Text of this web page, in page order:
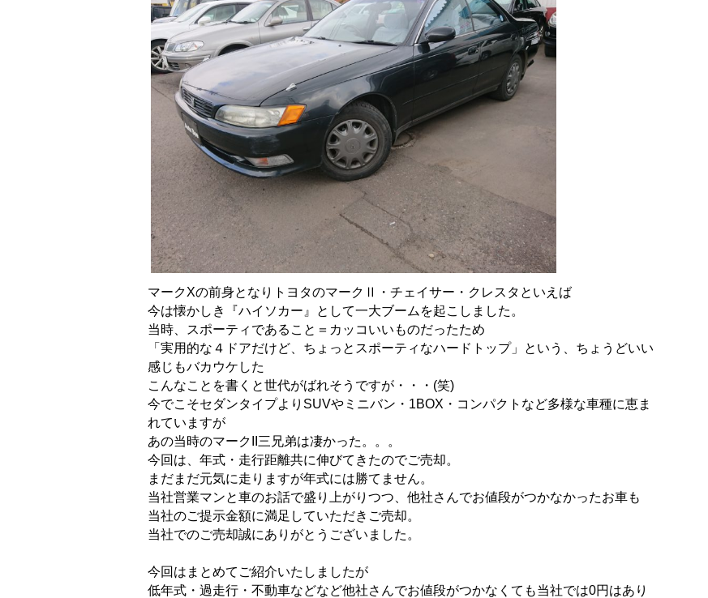
マークXの前身となりトヨタのマークⅡ・チェイサー・ クレスタといえば
今は懐かしき『ハイソカー』として一大ブームを起こしました。
当時、スポーティであること＝カッコいいものだったため
「実用的な４ドアだけど、ちょっとスポーティなハードトップ」
という、ちょうどいい
感じもバカウケした
こんなことを書くと世代がばれそうですが・・・(笑)
今でこそセダンタイプよりSUVやミニバン・1BOX・ コンパクトなど多様な車種に恵ま
れていますが
あの当時のマークII三兄弟は凄かった。。。
今回は、年式・走行距離共に伸びてきたのでご売却。
まだまだ元気に走りますが年式には勝てません。
当社営業マンと車のお話で盛り上がりつつ、 他社さんでお値段がつかなかったお車も
当社のご提示金額に満足していただきご売却。
当社でのご売却誠にありがとうございました。
今回はまとめてご紹介いたしましたが
低年式・過走行・ 不動車などなど他社さんでお値段がつかなくても当社では0円はあ り